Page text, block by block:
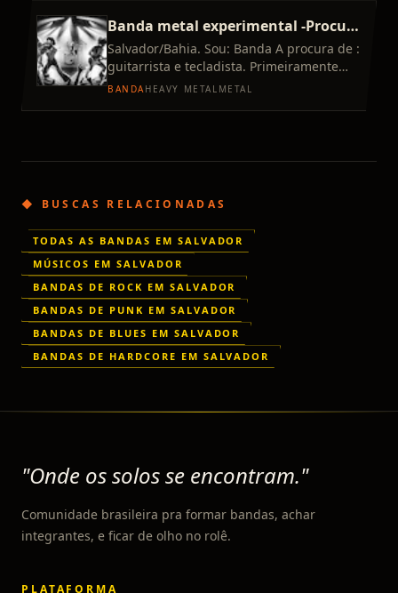
Banda metal experimental -Procuro
- Tecladista e Guitarrista
Salvador/Bahia. Sou: Banda A procura de :
guitarrista e tecladista. Primeiramente
obrigado por estar aqui, antes de falar da
BANDAHEAVY METAL METAL
◆ BUSCAS RELACIONADAS
TODAS AS BANDAS EM SALVADOR
MÚSICOS EM SALVADOR
BANDAS DE ROCK EM SALVADOR
BANDAS DE PUNK EM SALVADOR
BANDAS DE BLUES EM SALVADOR
BANDAS DE HARDCORE EM SALVADOR
"Onde os solos se encontram."
Comunidade brasileira pra formar bandas, achar
integrantes, e ficar de olho no rolê.
PLATAFORMA